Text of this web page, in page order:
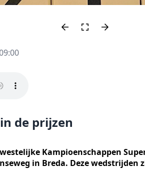
de prijzen
Kampioenschappen
in Breda. Deze wedstrijden